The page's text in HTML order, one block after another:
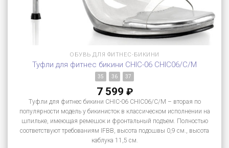
ОБУВЬ ДЛЯ ФИТНЕС-БИКИНИ
Туфли для фитнес бикини CHIC-06 CHIC06/C/M
35 36 37
7 599 ₽
Туфли для фитнес бикини CHIC-06 CHIC06/C/M – вторая по
популярности модель у бикинисток в классическом исполнении на
шпильке, имеющая ремешок и фронтальный подъем. Полностью
соответствуют требованиям IFBB, высота подошвы 0,9 см., высота
каблука 11,5 см.